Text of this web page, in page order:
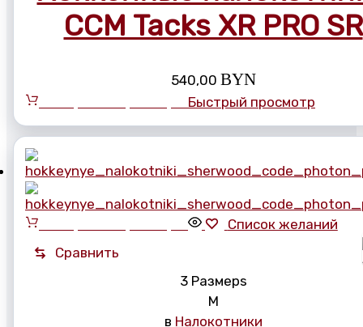
CCM Tacks XR PRO SR
540,00 BYN
Быстрый просмотр
Список желаний
Сравнить
3 Размерs
M
в Налокотники